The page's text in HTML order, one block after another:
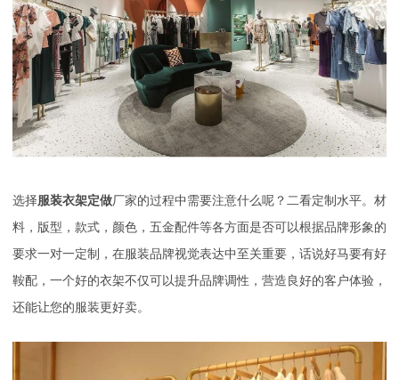
选择服装衣架定做厂家的过程中需要注意什么呢？ 二看定制水平。材
料，版型，款式，颜色，五金配件等各方面是否可以根据品牌形象的
要求一对一定制，在服装品牌视觉表达中至关重要，话说好马要有好
鞍配，一个好的衣架不仅可以提升品牌调性，营造良好的客户体验，
还能让您的服装更好卖。